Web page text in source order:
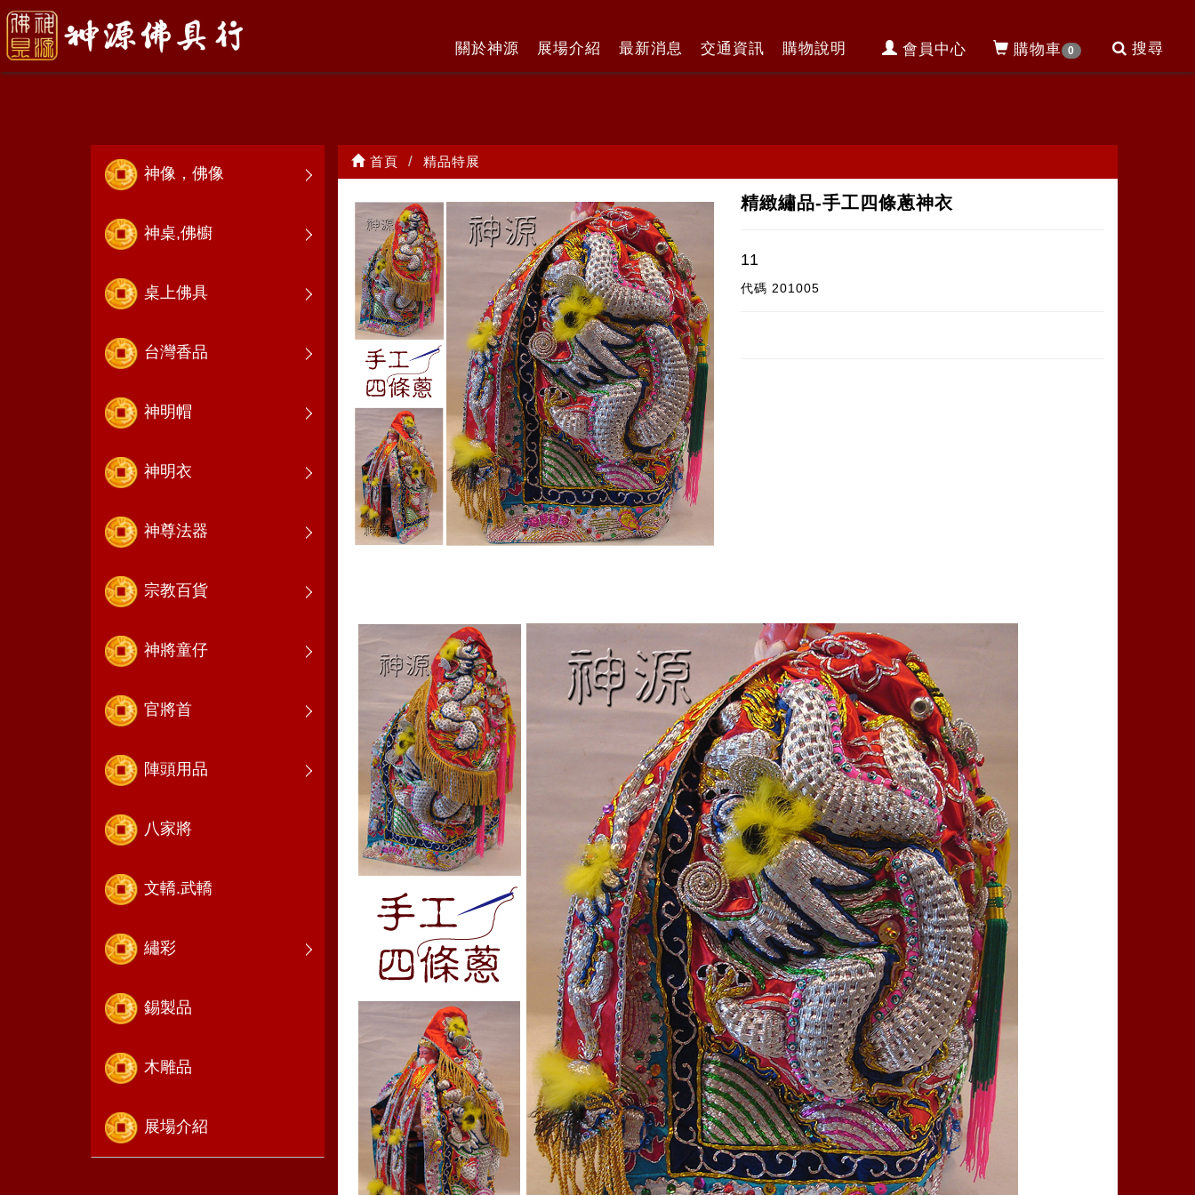
會員中心 購物車 0 搜尋
關於神源 展場介紹 最新消息 交通資訊 購物說明
精品特展
神像，佛像
神桌,佛櫥
桌上佛具
台灣香品
神明帽
神明衣
神尊法器
宗教百貨
神將童仔
官將首
陣頭用品
八家將
文轎.武轎
繡彩
錫製品
木雕品
展場介紹
首頁 精品特展
精緻繡品-手工四條蔥神衣
11
代碼 201005